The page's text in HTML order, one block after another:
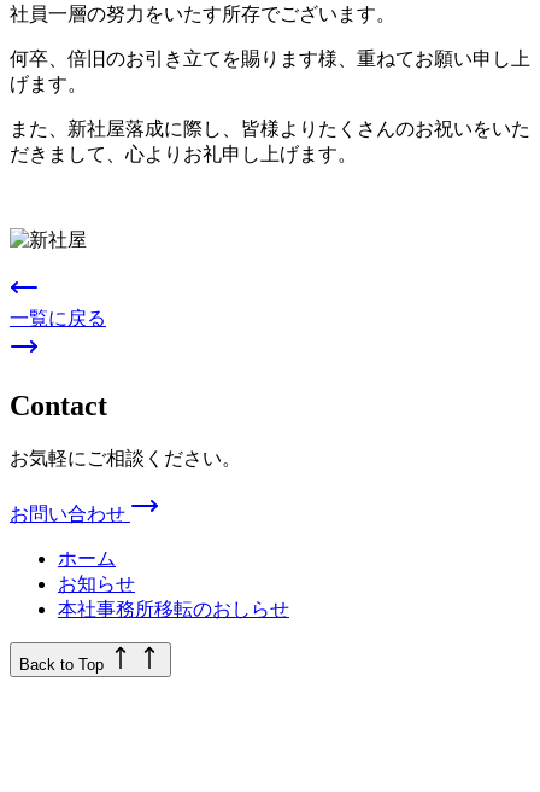
社員一層の努力をいたす所存でございます。
何卒、倍旧のお引き立てを賜ります様、重ねてお願い申し上
げます。
また、新社屋落成に際し、皆様よりたくさんのお祝いをいた
だきまして、心よりお礼申し上げます。
一覧に戻る
Contact
お気軽にご相談ください。
お問い合わせ
ホーム
お知らせ
本社事務所移転のおしらせ
Back to Top